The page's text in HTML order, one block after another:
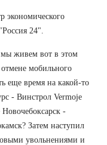
экономического
24".
мы живем вот в этом
мобильного
еще время на какой-то
- Винстрол Vermoje
-
Затем наступил
увольнениями и